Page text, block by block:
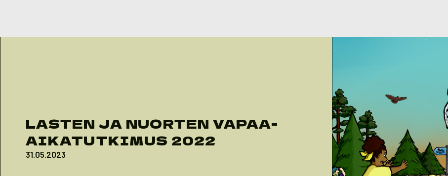
LASTEN JA NUORTEN VAPAA-
AIKATUTKIMUS 2022
31.05.2023